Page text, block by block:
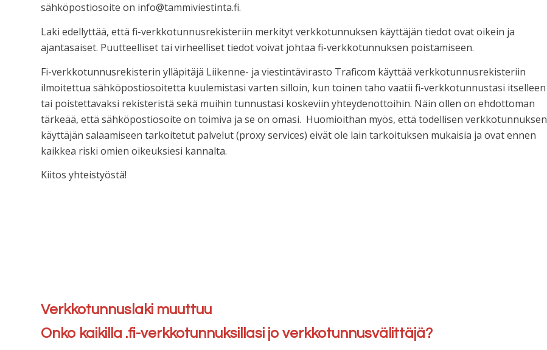
sähköpostiosoite on info@tammiviestinta.fi.
Laki edellyttää, että fi-verkkotunnusrekisteriin merkityt verkkotunnuksen käyttäjän tiedot ovat oikein ja
ajantasaiset. Puutteelliset tai virheelliset tiedot voivat johtaa fi-verkkotunnuksen poistamiseen.
Fi-verkkotunnusrekisterin ylläpitäjä Liikenne- ja viestintävirasto Traficom käyttää verkkotunnusrekisteriin
ilmoitettua sähköpostiosoitetta kuulemistasi varten silloin, kun toinen taho vaatii fi-verkkotunnustasi itselleen
tai poistettavaksi rekisteristä sekä muihin tunnustasi koskeviin yhteydenottoihin. Näin ollen on ehdottoman
tärkeää, että sähköpostiosoite on toimiva ja se on omasi. Huomioithan myös, että todellisen verkkotunnuksen
käyttäjän salaamiseen tarkoitetut palvelut (proxy services) eivät ole lain tarkoituksen mukaisia ja ovat ennen
kaikkea riski omien oikeuksiesi kannalta.
Kiitos yhteistyöstä!
Verkkotunnuslaki muuttuu
Onko kaikilla .fi-verkkotunnuksillasi jo verkkotunnusvälittäjä?